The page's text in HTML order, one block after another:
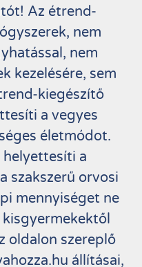
Az étrend-
nem
nem
kezelésére, sem
kiegészítő
a vegyes
életmódot.
helyettesíti a
szakszerű orvosi
mennyiséget ne
oldalon szereplő
állításai,